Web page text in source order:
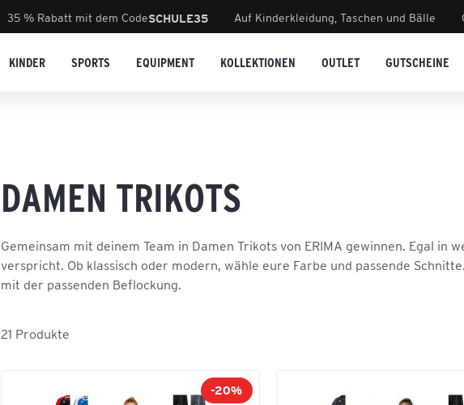
35 % Rabatt mit dem CodeSCHULE35 Auf Kinderkleidung, Taschen und Bälle
KINDER SPORTS EQUIPMENT KOLLEKTIONEN OUTLET GUTSCHEINE
DAMEN TRIKOTS
Gemeinsam mit deinem Team in Damen Trikots von ERIMA gewinnen. Egal in
verspricht. Ob klassisch oder modern, wähle eure Farbe und passende
mit der passenden Beflockung.
21 Produkte
-20%